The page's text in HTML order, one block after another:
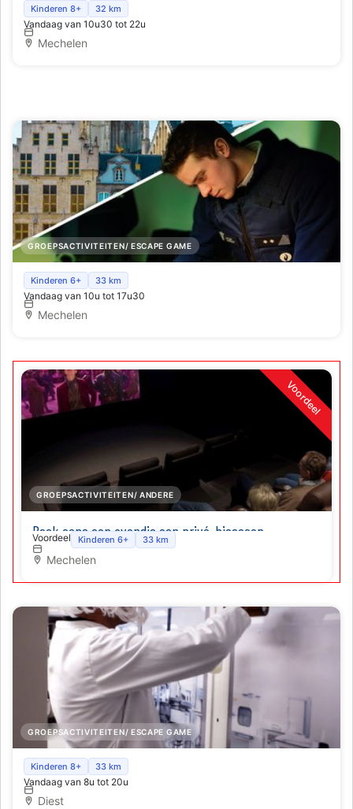
De Gouden Kooi - Escape Games
Kinderen 8+ 32 km
Vandaag van 10u30 tot 22u
Mechelen
GROEPSACTIVITEITEN/ ESCAPE GAME
De Nekker - Escape walk experience
Kinderen 6+ 33 km
Vandaag van 10u tot 17u30
Mechelen
Voordeel
GROEPSACTIVITEITEN/ ANDERE
Boek eens een avondje een privé-bioscoop
Voordeel Kinderen 6+ 33 km
Mechelen
GROEPSACTIVITEITEN/ ESCAPE GAME
Escaperoom ' Professor Volta'
Kinderen 8+ 33 km
Vandaag van 8u tot 20u
Diest